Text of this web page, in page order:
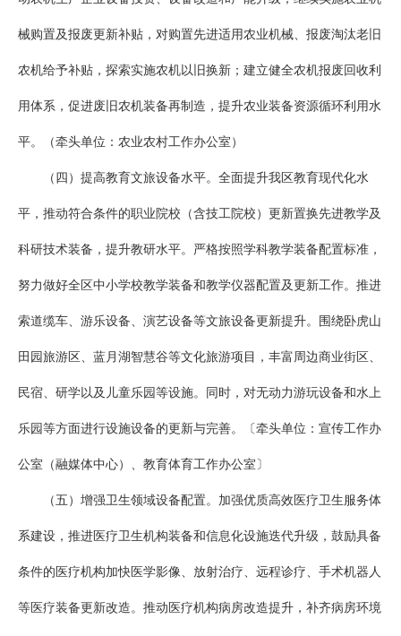
械购置及报废更新补贴，对购置先进适用农业机械、报废淘汰老旧
农机给予补贴，探索实施农机以旧换新；建立健全农机报废回收利
用体系，促进废旧农机装备再制造，提升农业装备资源循环利用水
平。（牵头单位：农业农村工作办公室）
（四）提高教育文旅设备水平。全面提升我区教育现代化水
平，推动符合条件的职业院校（含技工院校）更新置换先进教学及
科研技术装备，提升教研水平。严格按照学科教学装备配置标准，
努力做好全区中小学校教学装备和教学仪器配置及更新工作。推进
索道缆车、游乐设备、演艺设备等文旅设备更新提升。围绕卧虎山
田园旅游区、蓝月湖智慧谷等文化旅游项目，丰富周边商业街区、
民宿、研学以及儿童乐园等设施。同时，对无动力游玩设备和水上
乐园等方面进行设施设备的更新与完善。〔牵头单位：宣传工作办
公室（融媒体中心）、教育体育工作办公室〕
（五）增强卫生领域设备配置。加强优质高效医疗卫生服务体
系建设，推进医疗卫生机构装备和信息化设施迭代升级，鼓励具备
条件的医疗机构加快医学影像、放射治疗、远程诊疗、手术机器人
等医疗装备更新改造。推动医疗机构病房改造提升，补齐病房环境